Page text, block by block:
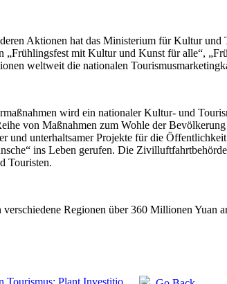
Aktionen hat das Ministerium für Kultur und
„Frühlingsfest mit Kultur und Kunst für alle“,
weltweit die nationalen
wird ein nationaler Kultur- und
von Maßnahmen zum Wohle der
und unterhaltsamer Projekte für die
ins Leben gerufen. Die
Touristen.
verschiedene Regionen über 360 Millionen